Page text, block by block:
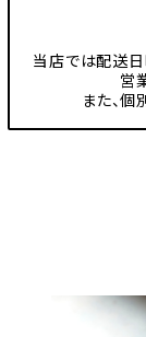
当店では配送日
営
また、